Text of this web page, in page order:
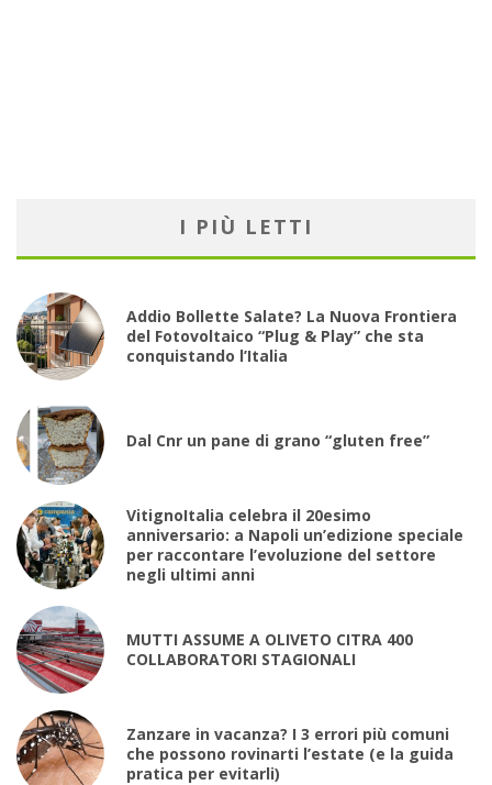
I PIÙ LETTI
Addio Bollette Salate? La Nuova Frontiera
del Fotovoltaico “Plug & Play” che sta
conquistando l’Italia
Dal Cnr un pane di grano “gluten free”
VitignoItalia celebra il 20esimo
anniversario: a Napoli un’edizione speciale
per raccontare l’evoluzione del settore
negli ultimi anni
MUTTI ASSUME A OLIVETO CITRA 400
COLLABORATORI STAGIONALI
Zanzare in vacanza? I 3 errori più comuni
che possono rovinarti l’estate (e la guida
pratica per evitarli)